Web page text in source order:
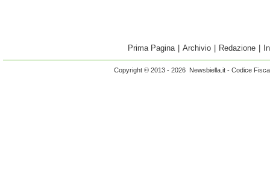
Prima Pagina Archivio Redazione
Copyright © 2013 - 2026 Newsbiella.it - Codice